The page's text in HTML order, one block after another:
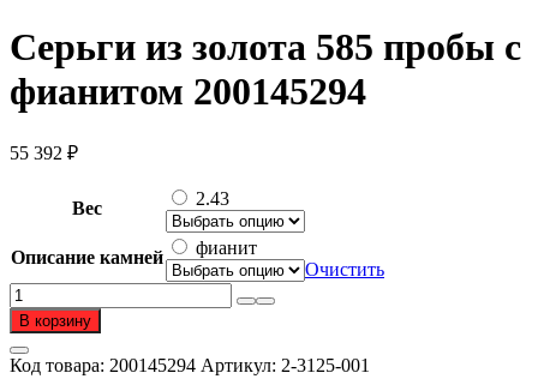
Серьги из золота 585 пробы с
фианитом 200145294
55 392 ₽
Вес 2.43
Описание камней
фианит
Очистить
Количество
товара
Серьги
из
золота
В корзину
Код товара: 200145294 Артикул: 2-3125-001